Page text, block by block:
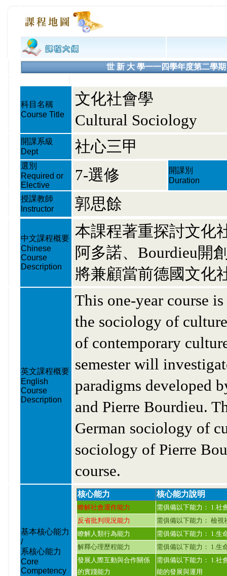
世 新 大 學一一四學年度第二學
科目名稱
Course Title
文化社會學
Cultural Sociology
開課系級
Dept
社心三甲
選別
Required or
Elective
7-選修
開課別
Duration
授課教師
Instructor
郭思餘
中文課程概要
Chinese
Course
Description
本課程著重探討文化
阿多諾、Bourdieu開
將兼顧當前德國文化
英文課程概要
English
Course
Description
This one-year course
the sociology of
of contemporary
semester will
paradigms developed
and Pierre Bourdieu.
German sociology of
sociology of Pierre
course.
基本核心能力
/
系核心能力
Core
Competency
核心能力 核心能力說明
瞭解社會運作能力
需俱備以下能力： 1.社
反省批判現況能力
需俱備以下能力： 檢
瞭解人類行為能力
需俱備以下能力： 1.生
解釋心理歷程能力
需俱備以下能力： 1.生
發展人際互動與合作關係
的實踐能力
需俱備以下能力： 1.社
能的發展與運用